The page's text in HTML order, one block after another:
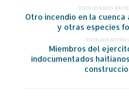
ENTRADA MÁS
Otro incendio en la cuenca
y otras especies
ENTRADA
Miembros del
indocumentados